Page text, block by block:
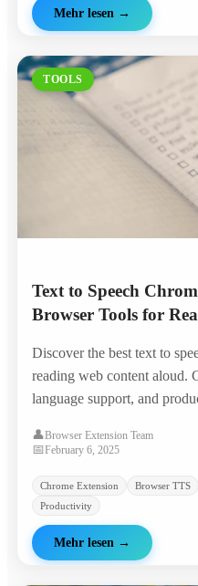
Mehr lesen →
TOOLS
Text to Speech
Browser Tools for
Discover the best text to
reading web content aloud.
language support, and
👤Browser Extension Team
📅February 6, 2025
Chrome Extension Browser TTS
Productivity
Mehr lesen →